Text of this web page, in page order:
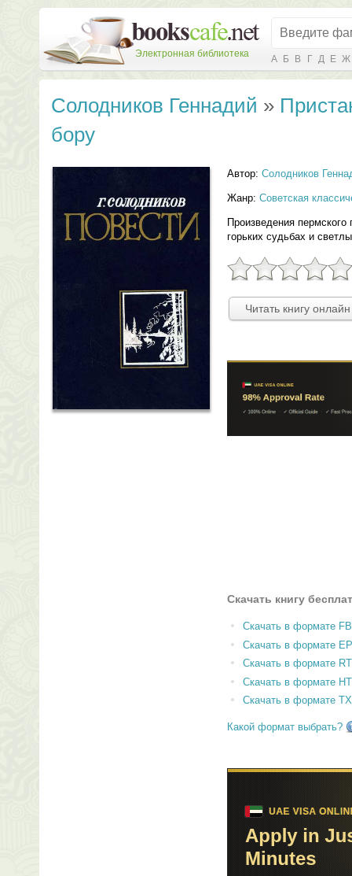
Электронная библиотека А Б В Г Д Е Ж
Солодников Геннадий »
бору
Автор: Солодников
Жанр: Советская
Произведения
горьких судьбах и
Читать книгу
Скачать книгу
Скачать в формате
Скачать в формате
Скачать в формате
Скачать в формате
Скачать в формате
Какой формат выбрать?